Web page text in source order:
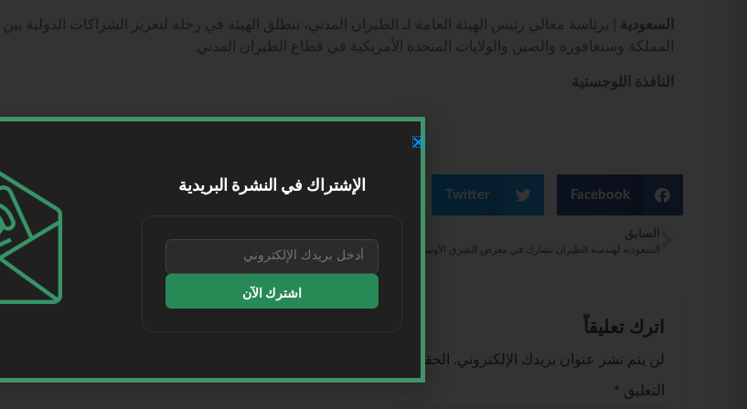
السعودية | برئاسة معالي رئيس الهيئة العامة لـ الطيران المدني، تنطلق الهيئة في رحلة لتعزيز الشراكات الدولية بين
المملكة وسنغافورة والصين والولايات المتحدة الأمريكية في قطاع الطيران المدني.
النافذة اللوجستية
Facebook
Twitter
LinkedIn
Telegram
WhatsApp
السابق
السعودية لهندسة الطيران تشارك في معرض الشرق الأوسط لصيانة وإصلاح وتجديد الطائرات 2024 في دبي
التالي
مجلس إدارة سار يعقد اجتماعه الرابع من دورته السادسة برئاسة معالي صالح الجاسر
اترك تعليقاً
لن يتم نشر عنوان بريدك الإلكتروني. الحقول الإلزامية مشار إليها بـ
التعليق *
الإشتراك في النشرة البريدية
اشترك الآن